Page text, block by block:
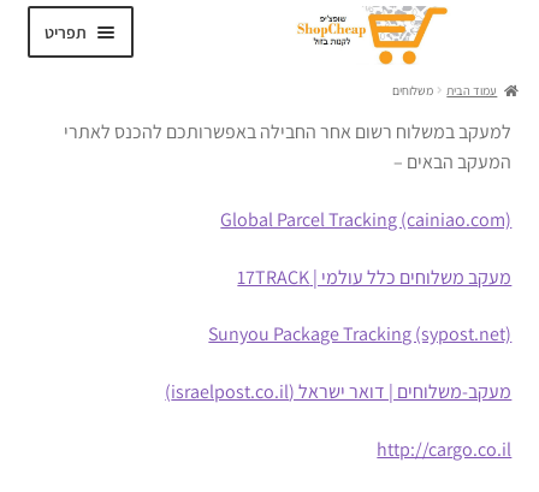
תפריט
עמוד הבית משלוחים
למעקב במשלוח רשום אחר החבילה באפשרותכם להכנס לאתרי
המעקב הבאים –
Global Parcel Tracking (cainiao.com)
מעקב משלוחים כלל עולמי | 17TRACK
Sunyou Package Tracking (sypost.net)
מעקב-משלוחים | דואר ישראל (israelpost.co.il)
http://cargo.co.il